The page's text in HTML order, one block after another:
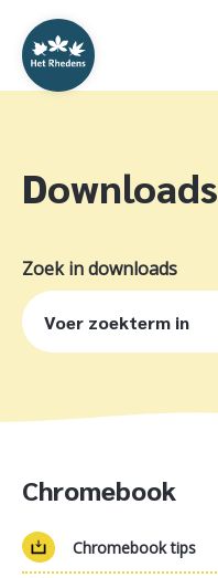
Downloads
Zoek in downloads
Chromebook
Chromebook tips